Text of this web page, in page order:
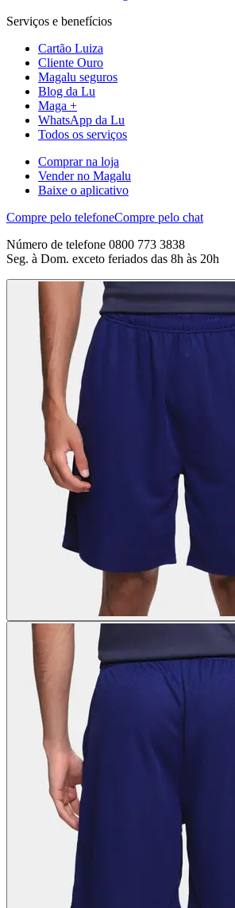
Serviços e benefícios
Cartão Luiza
Cliente Ouro
Magalu seguros
Blog da Lu
Maga +
WhatsApp da Lu
Todos os serviços
Comprar na loja
Vender no Magalu
Baixe o aplicativo
Compre pelo telefoneCompre pelo chat
Número de telefone 0800 773 3838
Seg. à Dom. exceto feriados das 8h às 20h